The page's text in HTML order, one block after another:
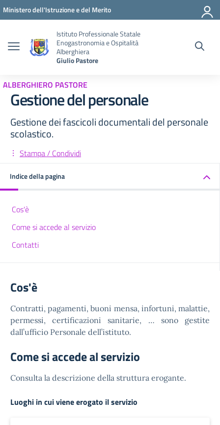
Vai ai contenuti
Vai al menu di navigazione
Vai al footer
Ministero dell'Istruzione e del Merito
Istituto Professionale Statale
Enogastronomia e Ospitalità
Alberghiera
Giulio Pastore
ALBERGHIERO PASTORE
Gestione del personale
Gestione dei fascicoli documentali del personale
scolastico.
Stampa / Condividi
Indice della pagina
Cos'è
Come si accede al servizio
Contatti
Cos'è
Contratti, pagamenti, buoni mensa, infortuni, malattie,
permessi, certificazioni sanitarie, … sono gestite
dall’ufficio Personale dell’istituto.
Come si accede al servizio
Consulta la descrizione della struttura erogante.
Luoghi in cui viene erogato il servizio